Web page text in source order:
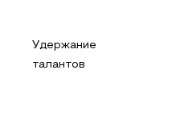
Удержание
талантов